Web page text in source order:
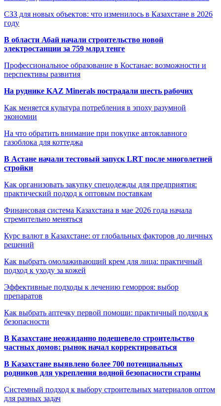
СЗЗ для новых объектов: что изменилось в Казахстане в 2026
году
В области Абай начали строительство новой
электростанции за 759 млрд тенге
Профессиональное образование в Костанае: возможности и
перспективы развития
На руднике KAZ Minerals пострадали шесть рабочих
Как меняется культура потребления в эпоху разумной
экономии
На что обратить внимание при покупке автоклавного
газоблока для коттеджа
В Астане начали тестовый запуск LRT после многолетней
стройки
Как организовать закупку спецодежды для предприятия:
практический подход к оптовым поставкам
Финансовая система Казахстана в мае 2026 года начала
стремительно меняться
Курс валют в Казахстане: от глобальных факторов до личных
решений
Как выбрать омолаживающий крем для лица: практичный
подход к уходу за кожей
Эффективные подходы к лечению геморроя: выбор
препаратов
Как выбрать аптечку первой помощи: практичный подход к
безопасности
В Казахстане неожиданно подешевело строительство
частных домов: рынок начал корректироваться
В Казахстане выявлено более 700 потенциальных
родников для укрепления водной безопасности страны
Системный подход к выбору строительных материалов оптом
для разных задач